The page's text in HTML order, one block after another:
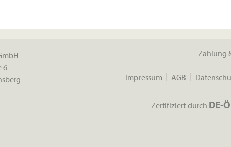
6
Zahlung
Impressum AGB
Zertifiziert durch DE-